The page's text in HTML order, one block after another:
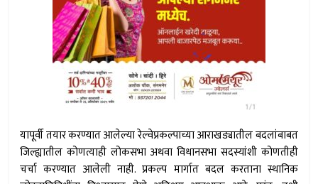
यापूर्वी तयार करण्यात आलेल्या रेल्वेप्रकल्पाच्या आराखड्यातील बदलांबाबत
जिल्ह्यातील कोणत्याही लोकसभा अथवा विधानसभा सदस्यांशी कोणतीही
चर्चा करण्यात आलेली नाही. प्रकल्प मार्गात बदल करताना स्थानिक